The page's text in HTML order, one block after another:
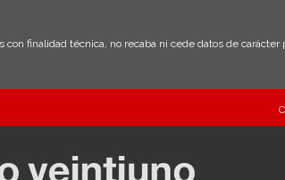
finalidad técnica, no recaba ni cede datos de